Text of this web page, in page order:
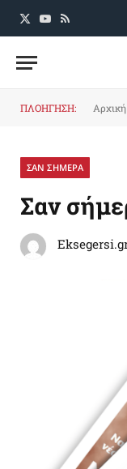
X
YouTube
RSS
ΠΛΟΗΓΗΣΗ: Αρχική
ΣΑΝ ΣΗΜΕΡΑ
Σαν